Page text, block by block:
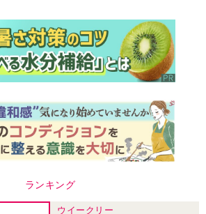
ランキング
ウイークリー